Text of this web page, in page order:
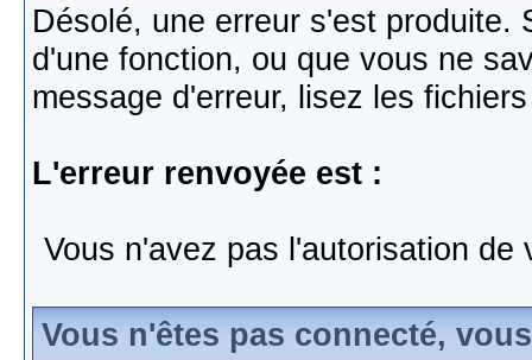
Désolé, une erreur s'est produite.
d'une fonction, ou que vous ne
message d'erreur, lisez les
L'erreur renvoyée est :
Vous n'avez pas l'autorisation de
Vous n'êtes pas connecté,